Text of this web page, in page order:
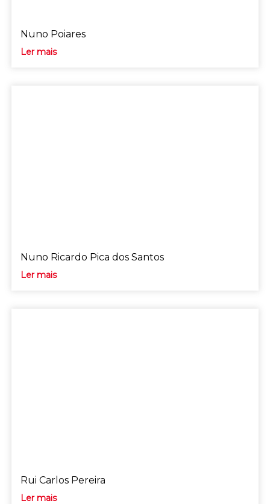
Nuno Poiares
Ler mais
Nuno Ricardo Pica dos Santos
Ler mais
Rui Carlos Pereira
Ler mais